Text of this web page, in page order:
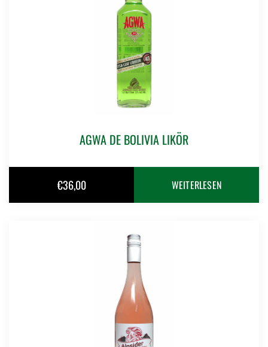
AGWA DE BOLIVIA LIKÖR
€36,00 WEITERLESEN